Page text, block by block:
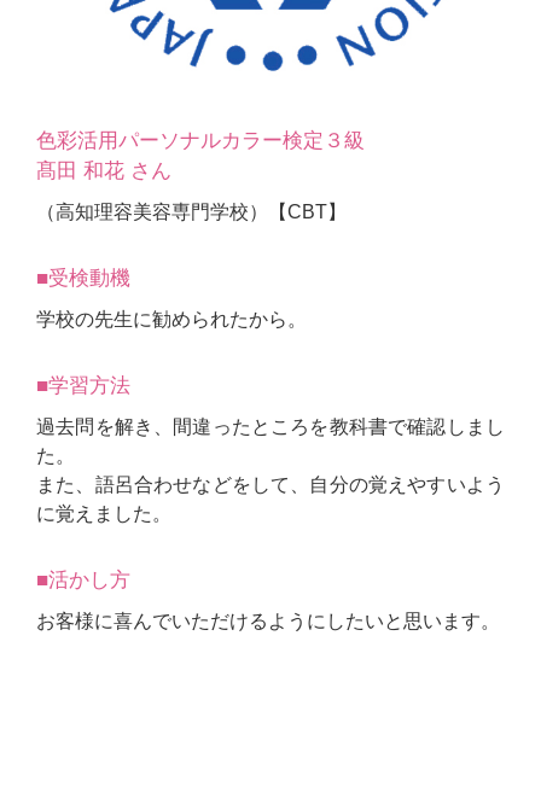
色彩活用パーソナルカラー検定３級
髙田 和花 さん
（高知理容美容専門学校）【CBT】
■受検動機
学校の先生に勧められたから。
■学習方法
過去問を解き、間違ったところを教科書で確認しまし
た。
また、語呂合わせなどをして、自分の覚えやすいよう
に覚えました。
■活かし方
お客様に喜んでいただけるようにしたいと思います。